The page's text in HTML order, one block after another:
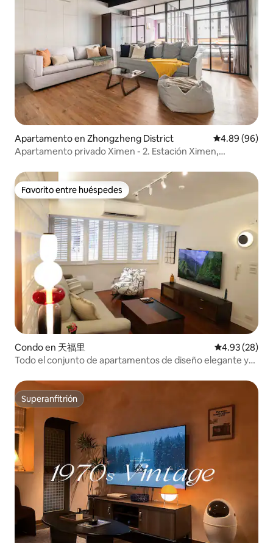
Apartamento en Zhongzheng District Calificación
4.89 (96)
Apartamento privado Ximen - 2. Estación Ximen,
fiesta en el bar, cerca de la estación de Taipéi (7 personas)
Favorito entre huéspedes
Favorito entre huéspedes
Condo en 天福里 Calificación
4.93 (28)
Todo el conjunto de apartamentos de diseño elegante y
Tianmu Green Oasis
Superanfitrión
Superanfitrión